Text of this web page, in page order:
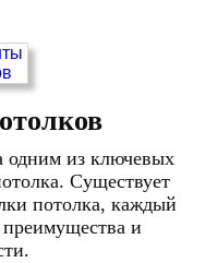
одним из ключевых
Существует
потолка, каждый
и